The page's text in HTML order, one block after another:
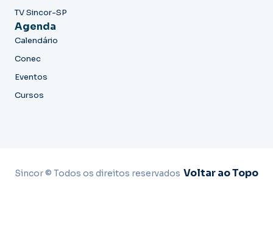
TV Sincor-SP
Agenda
Calendário
Conec
Eventos
Cursos
Sincor © Todos os direitos reservados Voltar ao Topo